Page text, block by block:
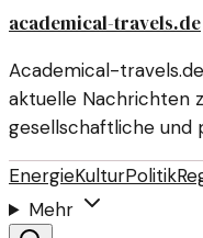
academical-travels.de
Academical-
aktuelle Nachrichten
gesellschaftliche und
EnergieKulturPolitik
Mehr